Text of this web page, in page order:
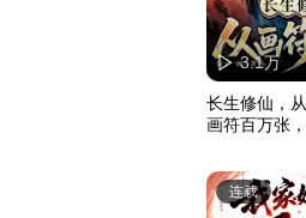
3.1万
长生修仙，
画符百万张，
连载